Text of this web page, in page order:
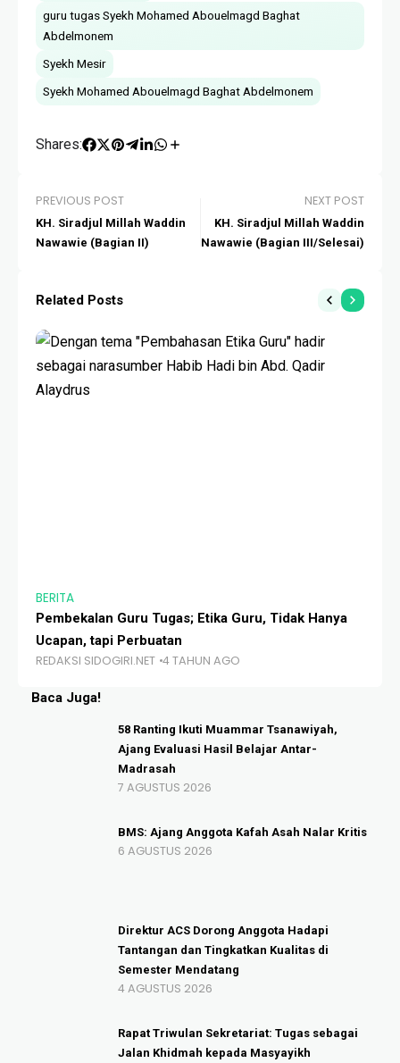
guru tugas Syekh Mohamed Abouelmagd Baghat
Abdelmonem
Syekh Mesir
Syekh Mohamed Abouelmagd Baghat Abdelmonem
Shares:
PREVIOUS POST
KH. Siradjul Millah Waddin
Nawawie (Bagian II)
NEXT POST
KH. Siradjul Millah Waddin
Nawawie (Bagian III/Selesai)
Related Posts
BERITA
Pembekalan Guru Tugas; Etika Guru, Tidak Hanya
Ucapan, tapi Perbuatan
REDAKSI SIDOGIRI.NET 4 TAHUN AGO
Baca Juga!
58 Ranting Ikuti Muammar Tsanawiyah,
Ajang Evaluasi Hasil Belajar Antar-
Madrasah
7 AGUSTUS 2026
BMS: Ajang Anggota Kafah Asah Nalar Kritis
6 AGUSTUS 2026
Direktur ACS Dorong Anggota Hadapi
Tantangan dan Tingkatkan Kualitas di
Semester Mendatang
4 AGUSTUS 2026
Rapat Triwulan Sekretariat: Tugas sebagai
Jalan Khidmah kepada Masyayikh